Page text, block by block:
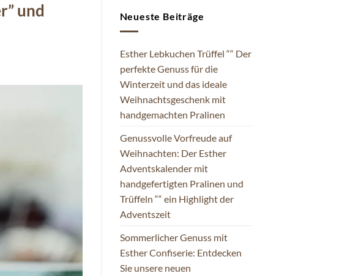
und
Neueste Beiträge
Esther Lebkuchen Trüffel ““ Der
perfekte Genuss für die
Winterzeit und das ideale
Weihnachtsgeschenk mit
handgemachten Pralinen
Genussvolle Vorfreude auf
Weihnachten: Der Esther
Adventskalender mit
handgefertigten Pralinen und
Trüffeln ““ ein Highlight der
Adventszeit
Sommerlicher Genuss mit
Esther Confiserie: Entdecken
Sie unsere neuen